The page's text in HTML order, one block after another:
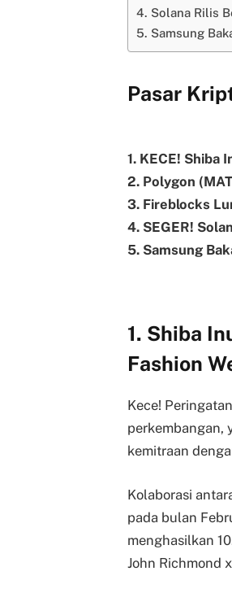
4. Solana Rilis
5. Samsung
Pasar
1. KECE! Shiba
2. Polygon
3. Fireblocks
4. SEGER!
5. Samsung
1. Shiba
Fashion
Kece!
perkembangan,
kemitraan
Kolaborasi
pada bulan
menghasilkan
John Richmond